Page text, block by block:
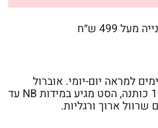
499 ש״ח
למראה יום-יומי. אוברול
פוינטל עם ראפלס מבד ריב 100% כותנה, הסט מגיע במידות NB עד